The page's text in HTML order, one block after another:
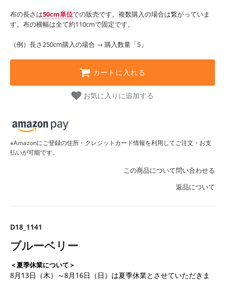
布の長さは50cm単位での販売です。複数購入の場合は繋がっていま
す。布の横幅は全て約110cmで固定です。
（例）長さ250cm購入の場合 → 購入数量「5」
カートに入れる
お気に入りに追加する
※Amazonにご登録の住所・クレジットカード情報を利用してご注文・お支
払いが可能です。
この商品について問い合わせる
返品について
D18_1141
ブルーベリー
＜夏季休業について＞
8月13日（木）～8月16日（日）は夏季休業とさせていただきま